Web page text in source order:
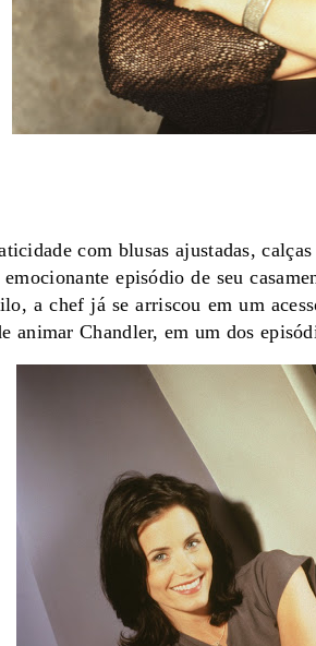
com blusas ajustadas,
episódio de seu
a chef já se arriscou em um
animar Chandler, em um dos